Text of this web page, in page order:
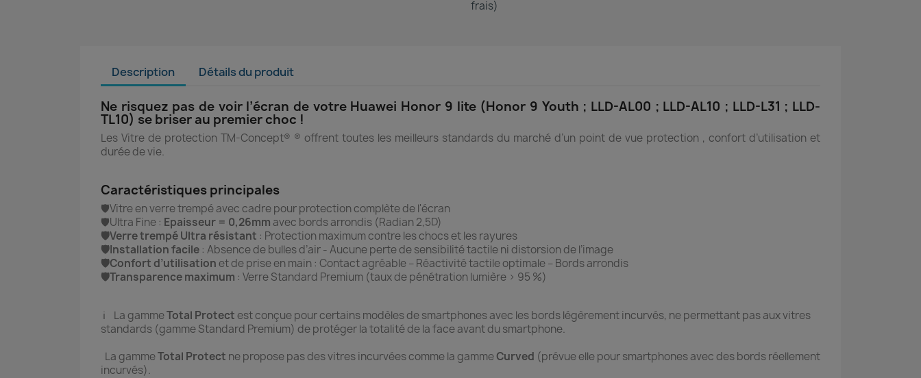
frais)
Description Détails du produit
Ne risquez pas de voir l’écran de votre Huawei Honor 9 lite (Honor 9 Youth ; LLD-AL00 ; LLD-AL10 ; LLD-L31 ; LLD-
TL10) se briser au premier choc !
Les Vitre de protection TM-Concept® ® offrent toutes les meilleurs standards du marché d’un point de vue protection , confort d’utilisation et
durée de vie.
Caractéristiques principales
🛡️Vitre en verre trempé avec cadre pour protection complète de l'écran
🛡️Ultra Fine : Epaisseur = 0,26mm avec bords arrondis (Radian 2,5D)
🛡️Verre trempé Ultra résistant : Protection maximum contre les chocs et les rayures
🛡️Installation facile : Absence de bulles d’air - Aucune perte de sensibilité tactile ni distorsion de l’image
🛡️Confort d’utilisation et de prise en main : Contact agréable – Réactivité tactile optimale – Bords arrondis
🛡️Transparence maximum : Verre Standard Premium (taux de pénétration lumière > 95 %)
ℹ️ La gammeTotal Protect est conçue pour certains modèles de smartphones avec les bords légèrement incurvés, ne permettant pas aux vitres
standards (gamme Standard Premium) de protéger la totalité de la face avant du smartphone.
La gammeTotal Protect ne propose pas des vitres incurvées comme la gammeCurved (prévue elle pour smartphones avec des bords réellement
incurvés).